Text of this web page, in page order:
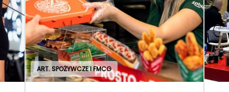
ART. SPOŻYWCZE I FMCG